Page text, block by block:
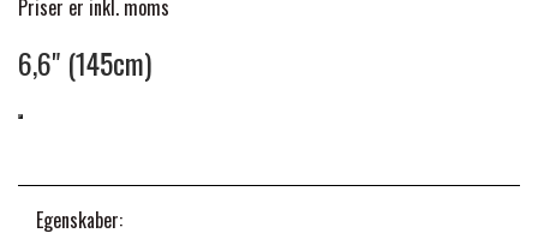
PREMIER EQUINE KØLETERAPI
Priser er inkl. moms
6,6" (145cm)
Egenskaber: